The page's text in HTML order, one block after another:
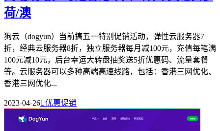
荷/澳
狗云（dogyun）当前搞五一特别促销活动，弹性云服务器7
折，经典云服务器8折，独立服务器每月减100元，充值每笔满
100元减10元，后台幸运大转盘抽奖送5折优惠码、流量套餐
等。云服务器可以多种高端高速线路，包括：香港三网优化、
香港三网优化...
2023-04-26优惠促销